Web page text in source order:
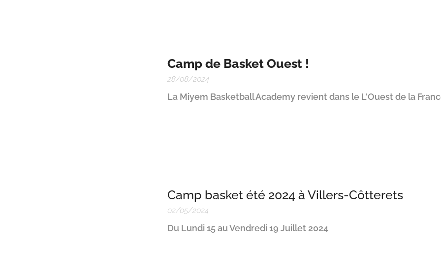
Camp de Basket Ouest !
28/08/2024
La Miyem Basketball Academy revient dans le L'Ouest de la
Camp basket été 2024 à Villers-Côtterets
02/05/2024
Du Lundi 15 au Vendredi 19 Juillet 2024